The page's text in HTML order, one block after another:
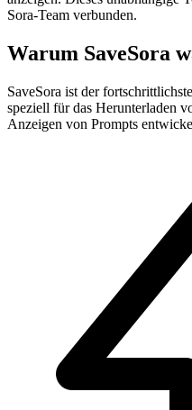
Sora-Team verbunden.
Warum SaveSora
SaveSora ist der
speziell für das Herunterladen
Anzeigen von Prompts